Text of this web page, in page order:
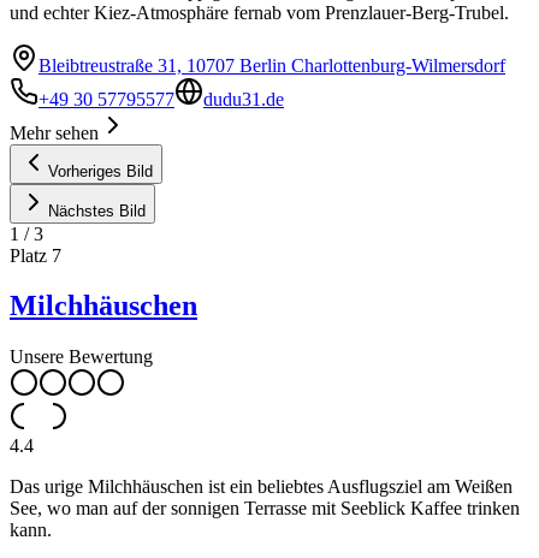
und echter Kiez-Atmosphäre fernab vom Prenzlauer-Berg-Trubel.
Bleibtreustraße 31, 10707 Berlin Charlottenburg-Wilmersdorf
+49 30 57795577
dudu31.de
Mehr sehen
Vorheriges Bild
Nächstes Bild
1 /3
Platz 7
Milchhäuschen
Unsere Bewertung
4.4
Das urige Milchhäuschen ist ein beliebtes Ausflugsziel am Weißen
See, wo man auf der sonnigen Terrasse mit Seeblick Kaffee trinken
kann.